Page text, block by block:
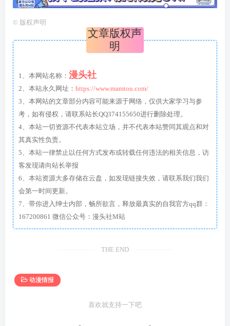
© 版权声明
文章版权声
明
1、本网站名称： 漫头社
2、本站永久网址： https://www.mamtou.com/
3、本网站的文章部分内容可能来源于网络，仅供大家学习与参
考，如有侵权，请联系站长QQ374155650进行删除处理。
4、本站一切资源不代表本站立场，并不代表本站赞同其观点和对
其真实性负责。
5、本站一律禁止以任何方式发布或转载任何违法的相关信息，访
客发现请向站长举报
6、本站资源大多存储在云盘，如发现链接失效，请联系我们我们
会第一时间更新。
7、带你进入绅士内部，畅所欲言，释放最真实的自我官方qq群：
167200861 微信公众号：漫头社M站
THE END
动漫情报
喜欢就支持一下吧